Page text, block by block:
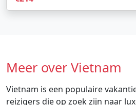
Meer over Vietnam
Vietnam is een populaire
reizigers die op zoek zijn naar